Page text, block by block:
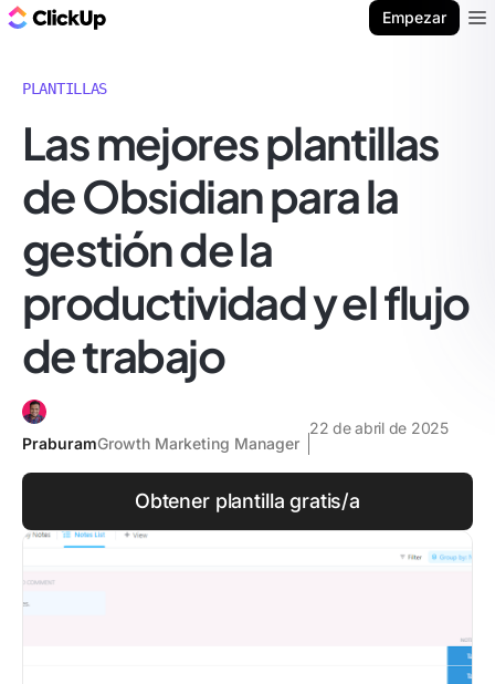
Empezar
PLANTILLAS
Las mejores plantillas
de Obsidian para la
gestión de la
productividad y el flujo
de trabajo
PraburamGrowth Marketing Manager
22 de abril de 2025
Obtener plantilla gratis/a